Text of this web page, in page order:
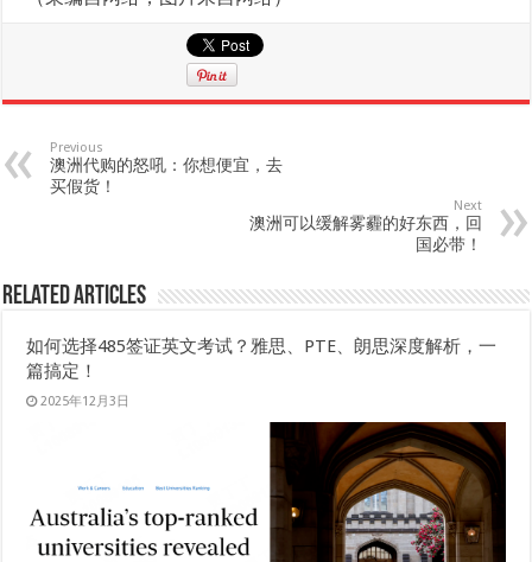
Previous
澳洲代购的怒吼：你想便宜，去
买假货！
Next
澳洲可以缓解雾霾的好东西，回
国必带！
Related Articles
如何选择485签证英文考试？雅思、PTE、朗思深度解析，一
篇搞定！
2025年12月3日